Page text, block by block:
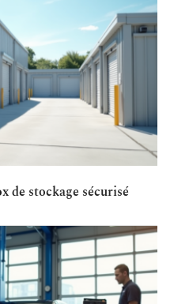
de stockage sécurisé